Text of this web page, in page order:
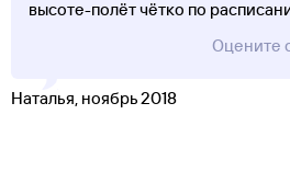
высоте-полёт чётко по
Оцените
Наталья, ноябрь 2018